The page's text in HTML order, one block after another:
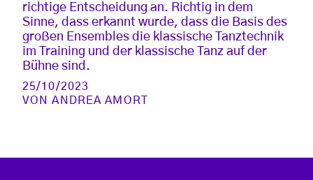
richtige Entscheidung an. Richtig in dem
Sinne, dass erkannt wurde, dass die Basis des
großen Ensembles die klassische Tanztechnik
im Training und der klassische Tanz auf der
Bühne sind.
25/10/2023
VONANDREA AMORT